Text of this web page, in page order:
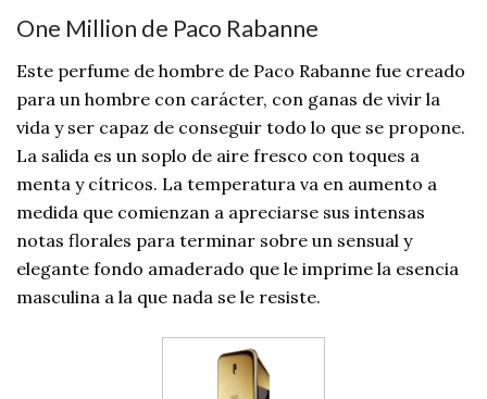
One Million de Paco Rabanne
Este perfume de hombre de Paco Rabanne fue creado
para un hombre con carácter, con ganas de vivir la
vida y ser capaz de conseguir todo lo que se propone.
La salida es un soplo de aire fresco con toques a
menta y cítricos. La temperatura va en aumento a
medida que comienzan a apreciarse sus intensas
notas florales para terminar sobre un sensual y
elegante fondo amaderado que le imprime la esencia
masculina a la que nada se le resiste.